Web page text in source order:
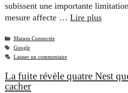
subissent une importante
mesure affecte … Lire plus
Catégories
Maison Connectée
Étiquettes
Google
Laisser un commentaire
La fuite révèle quatre Nest
cacher